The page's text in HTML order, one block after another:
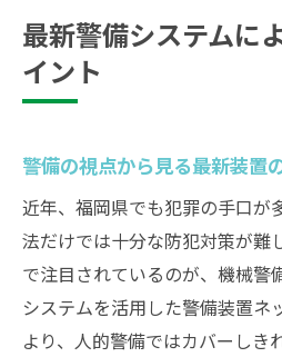
最新警備システムに
イント
警備の視点から見る最新装置
近年、福岡県でも犯罪の手口が
法だけでは十分な防犯対策が難
で注目されているのが、機械警
システムを活用した警備装置ネ
より、人的警備ではカバーしき